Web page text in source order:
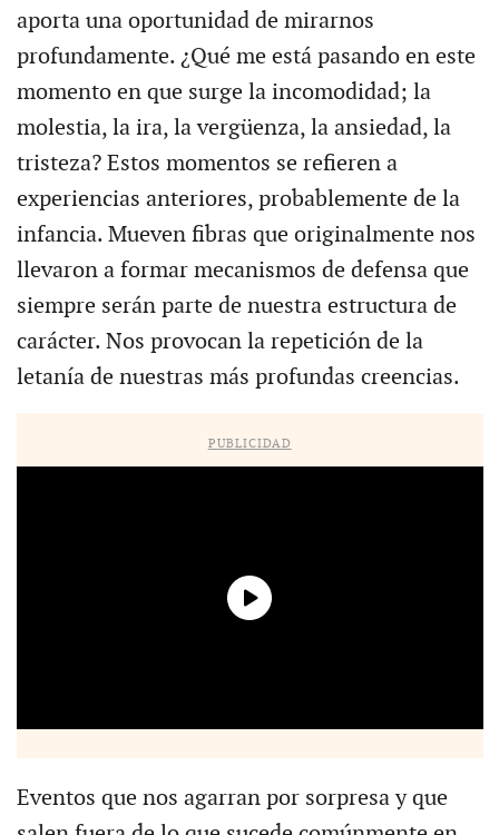
aporta una oportunidad de mirarnos
profundamente. ¿Qué me está pasando en este
momento en que surge la incomodidad; la
molestia, la ira, la vergüenza, la ansiedad, la
tristeza? Estos momentos se refieren a
experiencias anteriores, probablemente de la
infancia. Mueven fibras que originalmente nos
llevaron a formar mecanismos de defensa que
siempre serán parte de nuestra estructura de
carácter. Nos provocan la repetición de la
letanía de nuestras más profundas creencias.
PUBLICIDAD
Eventos que nos agarran por sorpresa y que